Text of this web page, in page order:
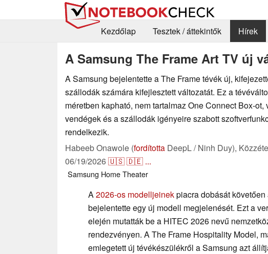
Kezdőlap
Tesztek / áttekintők Hírek
A Samsung The Frame Art TV új
A Samsung bejelentette a The Frame tévék új,
szállodák számára kifejlesztett változatát. Ez a
méretben kapható, nem tartalmaz One Connect Box-ot,
vendégek és a szállodák igényeire szabott
rendelkezik.
Habeeb Onawole (fordította DeepL / Ninh Duy),
06/19/2026🇺🇸🇩🇪 ...
Samsung Home Theater
A2026-os modelljeinekpiacra dobását követően
bejelentette egy új modell megjelenését. Ezt a
elején mutatták be a HITEC 2026 nevű
rendezvényen. A The Frame Hospitality Model,
emlegetett új tévékészülékről a Samsung azt